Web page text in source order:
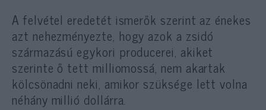
A felvétel eredetét ismerők szerint az énekes
azt nehezményezte, hogy azok a zsidó
származású egykori producerei, akiket
szerinte ő tett milliomossá, nem akartak
kölcsönadni neki, amikor szüksége lett volna
néhány millió dollárra.